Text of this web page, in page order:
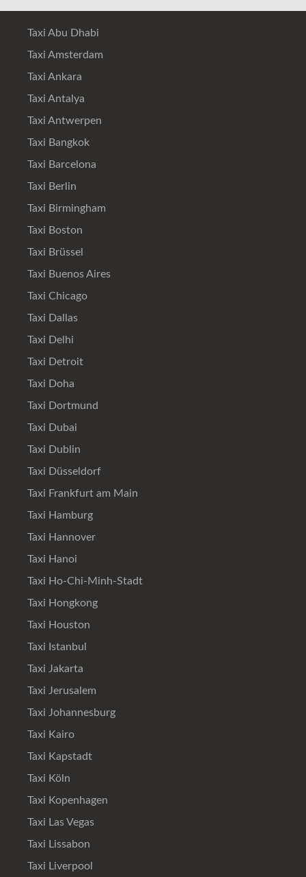
Taxi Abu Dhabi
Taxi Amsterdam
Taxi Ankara
Taxi Antalya
Taxi Antwerpen
Taxi Bangkok
Taxi Barcelona
Taxi Berlin
Taxi Birmingham
Taxi Boston
Taxi Brüssel
Taxi Buenos Aires
Taxi Chicago
Taxi Dallas
Taxi Delhi
Taxi Detroit
Taxi Doha
Taxi Dortmund
Taxi Dubai
Taxi Dublin
Taxi Düsseldorf
Taxi Frankfurt am Main
Taxi Hamburg
Taxi Hannover
Taxi Hanoi
Taxi Ho-Chi-Minh-Stadt
Taxi Hongkong
Taxi Houston
Taxi Istanbul
Taxi Jakarta
Taxi Jerusalem
Taxi Johannesburg
Taxi Kairo
Taxi Kapstadt
Taxi Köln
Taxi Kopenhagen
Taxi Las Vegas
Taxi Lissabon
Taxi Liverpool